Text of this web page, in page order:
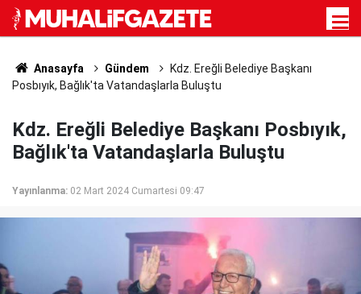
Anasayfa Gündem
Kdz. Ereğli Belediye Başkanı
Posbıyık, Bağlık'ta Vatandaşlarla Buluştu
Kdz. Ereğli Belediye Başkanı Posbıyık,
Bağlık'ta Vatandaşlarla Buluştu
Yayınlanma: 02 Mart 2024 Cumartesi 09:47